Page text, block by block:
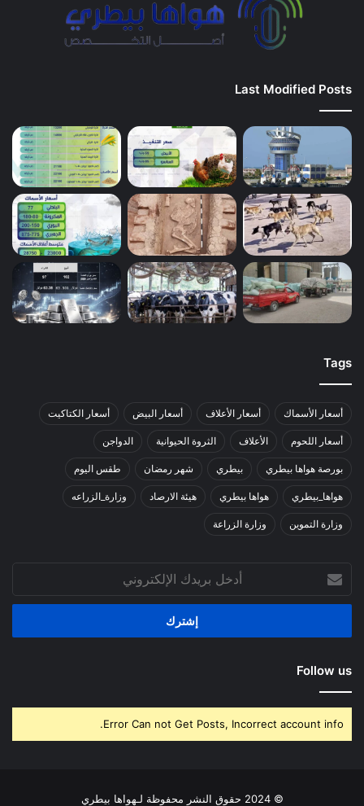
Last Modified Posts
Tags
أسعار الأسماك أسعار الأعلاف أسعار البيض أسعار الكتاكيت
أسعار اللحوم الأعلاف الثروة الحيوانية الدواجن
بورصة هواها بيطري بيطري شهر رمضان طقس اليوم
هواها_بيطري هواها بيطري هيئة الارصاد وزارة_الزراعه
وزارة التموين وزارة الزراعة
بريدك
الإلكتروني
Follow us
Error Can not Get Posts, Incorrect account info.
© 2024 حقوق النشر محفوظة لـهواها بيطري